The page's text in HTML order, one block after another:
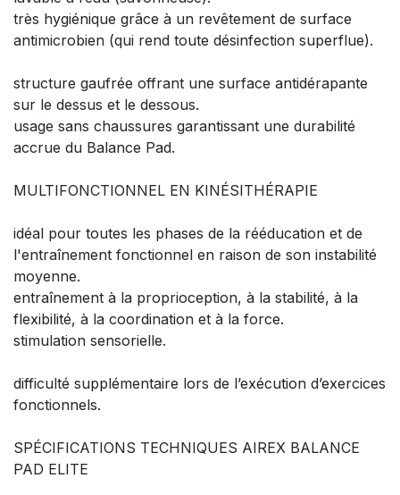
très hygiénique grâce à un revêtement de surface
antimicrobien (qui rend toute désinfection superflue).
structure gaufrée offrant une surface antidérapante
sur le dessus et le dessous.
usage sans chaussures garantissant une durabilité
accrue du Balance Pad.
MULTIFONCTIONNEL EN KINÉSITHÉRAPIE
idéal pour toutes les phases de la rééducation et de
l'entraînement fonctionnel en raison de son instabilité
moyenne.
entraînement à la proprioception, à la stabilité, à la
flexibilité, à la coordination et à la force.
stimulation sensorielle.
difficulté supplémentaire lors de l’exécution d’exercices
fonctionnels.
SPÉCIFICATIONS TECHNIQUES AIREX BALANCE
PAD ELITE